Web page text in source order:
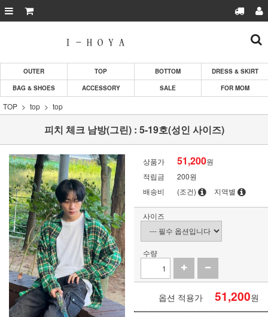
OUTER TOP BOTTOM
DRESS & SKIRT
BAG & SHOES
ACCESSORY SALE FOR MOM
TOP top top
피치 체크 남방(그린) : 5-19호(성인 사이즈)
상품가 51,200원
적립금
200원
배송비
(조건) 지역별
사이즈
수량
옵션 적용가 51,200원